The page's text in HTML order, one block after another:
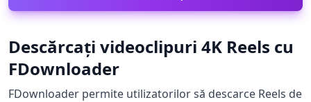
Descărcați videoclipuri 4K Reels cu
FDownloader
FDownloader permite utilizatorilor să descarce Reels de